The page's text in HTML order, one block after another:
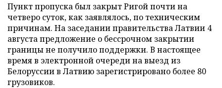
Пункт пропуска был закрыт Ригой почти на
четверо суток, как заявлялось, по техническим
причинам. На заседании правительства Латвии 4
августа предложение о бессрочном закрытии
границы не получило поддержки. В настоящее
время в электронной очереди на выезд из
Белоруссии в Латвию зарегистрировано более 80
грузовиков.